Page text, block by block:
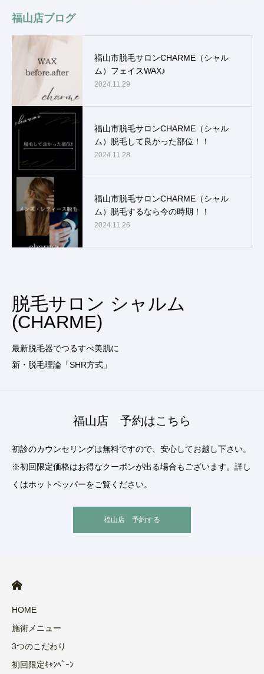
福山店ブログ
福山市脱毛サロンCHARME（シャル
ム）フェイスWAX♪
2024.11.29
福山市脱毛サロンCHARME（シャル
ム）脱毛して良かった部位！！
2024.11.28
福山市脱毛サロンCHARME（シャル
ム）脱毛するなら今の時期！！
2024.11.26
脱毛サロン シャルム
(CHARME)
最新脱毛器でつるすべ美肌に
新・脱毛理論「SHR方式」
福山店 予約はこちら
初診のカウンセリングは無料ですので、安心してお越し下さい。
※初回限定価格はお得なクーポンが出る場合もございます。詳し
くはホットペッパーをご覧ください。
福山店 予約する
HOME
施術メニュー
3つのこだわり
初回限定ｷｬﾝﾍﾟｰﾝ